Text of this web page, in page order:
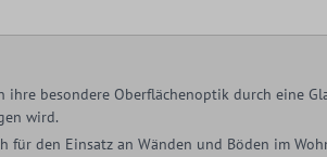
ihre besondere Oberflächenoptik durch eine
wird.
für den Einsatz an Wänden und Böden im